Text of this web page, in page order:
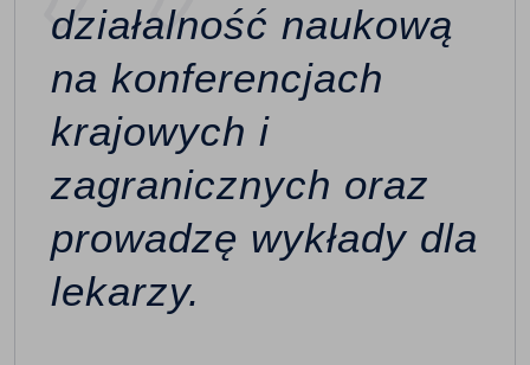
działalność naukową
na konferencjach
krajowych i
zagranicznych oraz
prowadzę wykłady dla
lekarzy.